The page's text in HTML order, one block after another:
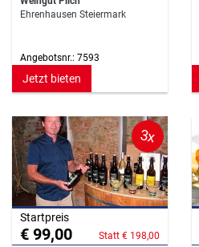
Ehrenhausen Steiermark
Angebotsnr.: 7593
Jetzt bieten
3x
Startpreis
€ 99,00 Statt € 198,00